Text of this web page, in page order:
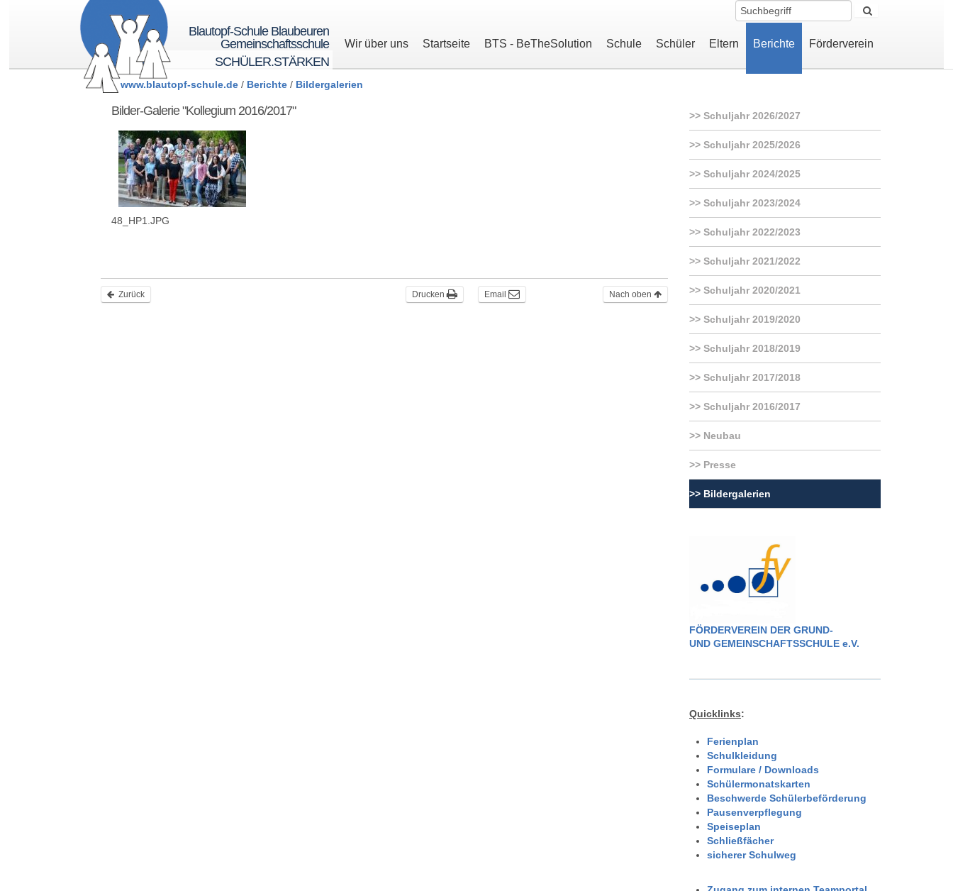
Blautopf-Schule Blaubeuren
Gemeinschaftsschule
SCHÜLER.STÄRKEN
Wir über uns Startseite BTS - BeTheSolution Schule Schüler Eltern Berichte Förderverein
www.blautopf-schule.de / Berichte / Bildergalerien
Bilder-Galerie "Kollegium 2016/2017"
48_HP1.JPG
Zurück Nach oben
Email
Drucken
Schuljahr 2026/2027
Schuljahr 2025/2026
Schuljahr 2024/2025
Schuljahr 2023/2024
Schuljahr 2022/2023
Schuljahr 2021/2022
Schuljahr 2020/2021
Schuljahr 2019/2020
Schuljahr 2018/2019
Schuljahr 2017/2018
Schuljahr 2016/2017
Neubau
Presse
Bildergalerien
FÖRDERVEREIN DER GRUND-
UND GEMEINSCHAFTSSCHULE e.V.
Quicklinks:
Ferienplan
Schulkleidung
Formulare / Downloads
Schülermonatskarten
Beschwerde Schülerbeförderung
Pausenverpflegung
Speiseplan
Schließfächer
sicherer Schulweg